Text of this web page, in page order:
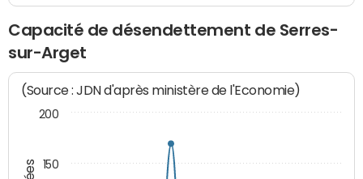
Capacité de désendettement de Serres-
sur-Arget
(Source : JDN d'après ministère de l'Economie)
150
200